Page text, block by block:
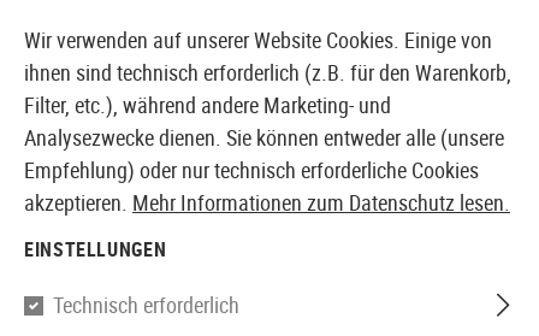
EUROPÄISCHER AIRSOFT SHOP & GROßHÄNDLER
Blackhawk
Wir verwenden auf unserer Website Cookies. Einige von
ihnen sind technisch erforderlich (z.B. für den Warenkorb,
Filter, etc.), während andere Marketing- und
Analysezwecke dienen. Sie können entweder alle (unsere
Empfehlung) oder nur technisch erforderliche Cookies
akzeptieren. Mehr Informationen zum Datenschutz lesen.
EINSTELLUNGEN
Technisch erforderlich